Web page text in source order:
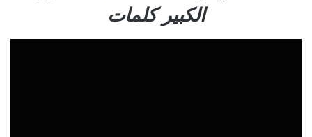
الكبير كلمات